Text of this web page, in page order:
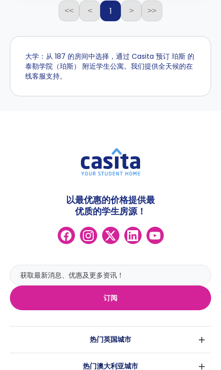
<< < 1 > >>
大学：从 187 的房间中选择，通过 Casita 预订 珀斯 的
泰勒学院（珀斯） 附近学生公寓。我们提供全天候的在
线客服支持。
订阅
以最优惠的价格提供最
优质的学生房源！
热门英国城市
伦敦
热门澳大利亚城市